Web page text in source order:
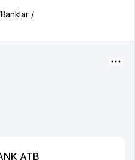
Banklar /
ATB